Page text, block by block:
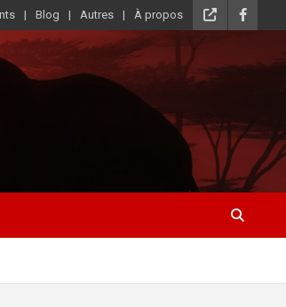
Blog Autres À propos